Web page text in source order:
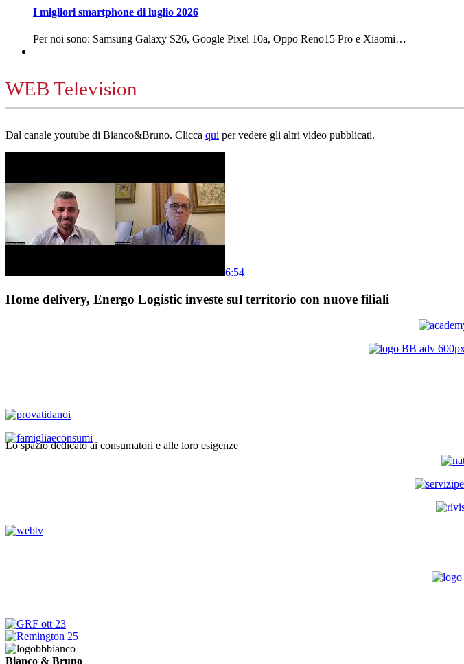
I migliori smartphone di luglio 2026
Per noi sono: Samsung Galaxy S26, Google Pixel 10a, Oppo Reno15 Pro e Xiaomi…
WEB Television
Dal canale youtube di Bianco&Bruno. Clicca qui per vedere gli altri video pubblicati.
6:54
Home delivery, Energo Logistic investe sul territorio con nuove filiali
Lo spazio dedicato ai consumatori e alle loro esigenze
Bianco & Bruno